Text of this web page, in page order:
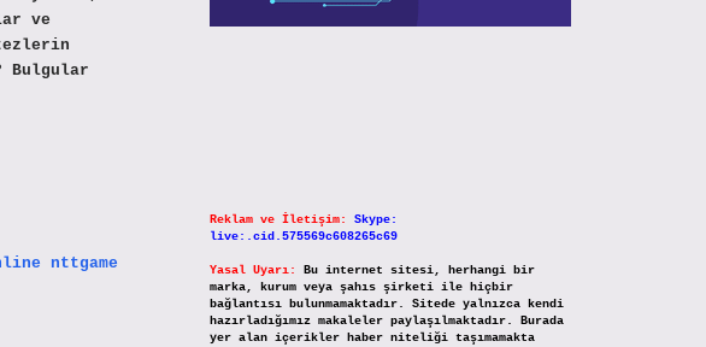
ve
Bulgular
nttgame
Reklam ve İletişim:
Skype:
live:.cid.575569c608265c69
Yasal Uyarı:
Bu internet sitesi, herhangi bir
marka, kurum veya şahıs şirketi ile hiçbir
bağlantısı bulunmamaktadır. Sitede yalnızca kendi
hazırladığımız makaleler paylaşılmaktadır. Burada
yer alan içerikler haber niteliği taşımamakta